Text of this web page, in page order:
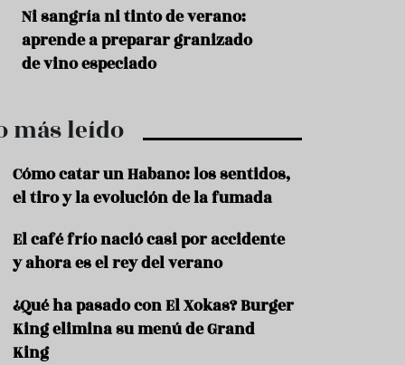
t
o
m
R
e
S
Ni sangría ni tinto de verano:
aprende a preparar granizado
de vino especiado
más leído
Cómo catar un Habano: los sentidos,
el tiro y la evolución de la fumada
El café frío nació casi por accidente
y ahora es el rey del verano
¿Qué ha pasado con El Xokas? Burger
King elimina su menú de Grand
King